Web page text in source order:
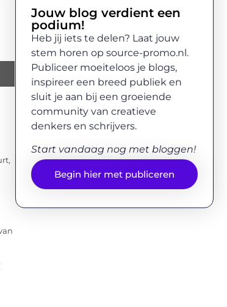
Jouw blog verdient een
podium!
Heb jij iets te delen? Laat jouw
stem horen op source-promo.nl.
Publiceer moeiteloos je blogs,
inspireer een breed publiek en
sluit je aan bij een groeiende
community van creatieve
denkers en schrijvers.
Start vandaag nog met bloggen!
Begin hier met publiceren